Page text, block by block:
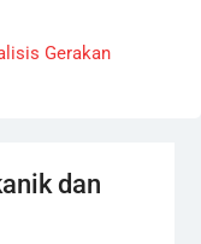
Gerakan
dan